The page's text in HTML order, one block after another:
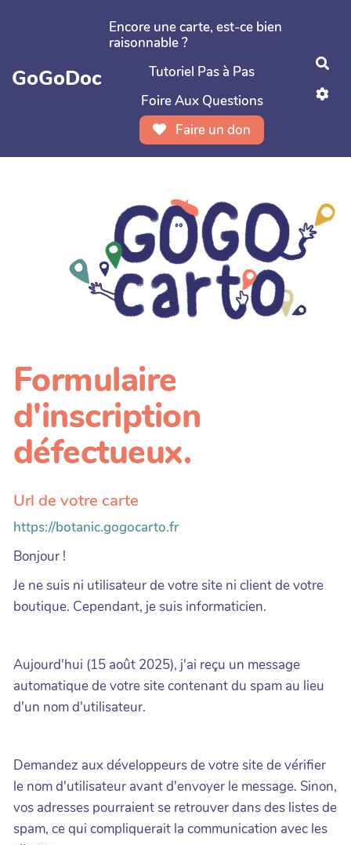
Aller au contenu principal
GoGoDoc
Encore une carte, est-ce bien
raisonnable ?
Tutoriel Pas à Pas
Foire Aux Questions
Faire un don
Formulaire
d'inscription
défectueux.
Url de votre carte
https://botanic.gogocarto.fr
Bonjour !
Je ne suis ni utilisateur de votre site ni client de votre
boutique. Cependant, je suis informaticien.
Aujourd'hui (15 août 2025), j'ai reçu un message
automatique de votre site contenant du spam au lieu
d'un nom d'utilisateur.
Demandez aux développeurs de votre site de vérifier
le nom d'utilisateur avant d'envoyer le message. Sinon,
vos adresses pourraient se retrouver dans des listes de
spam, ce qui compliquerait la communication avec les